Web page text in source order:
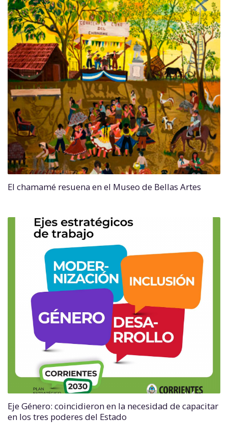
El chamamé resuena en el Museo de Bellas Artes
Eje Género: coincidieron en la necesidad de capacitar
en los tres poderes del Estado